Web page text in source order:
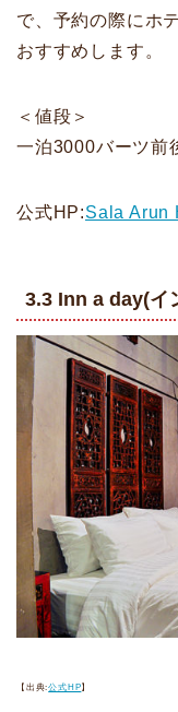
で、予約の際にホ
おすすめします。
＜値段＞
一泊3000バーツ前
公式HP:Sala Arun
3.3 Inn a day(イ
【出典:公式HP】